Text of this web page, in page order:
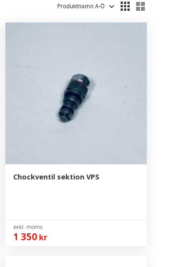
Välj sortering
Chockventil sektion VPS
1 350 kr